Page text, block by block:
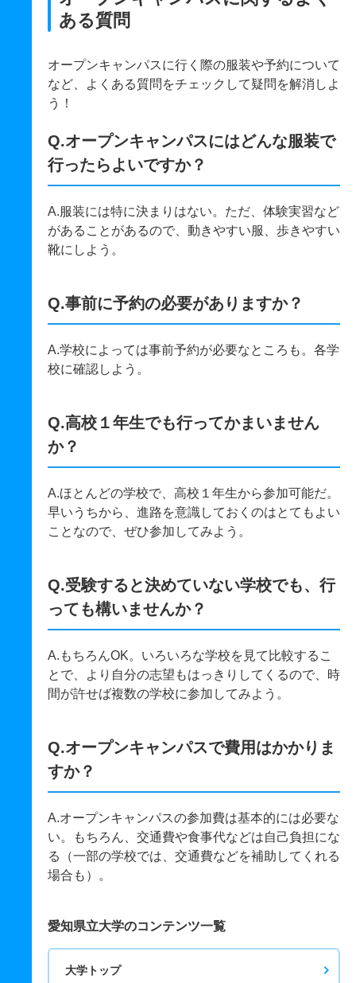
ある質問
オープンキャンパスに行く際の服装や予約について
など、よくある質問をチェックして疑問を解消しよ
う！
Q.オープンキャンパスにはどんな服装で
行ったらよいですか？
A.服装には特に決まりはない。ただ、体験実習など
があることがあるので、動きやすい服、歩きやすい
靴にしよう。
Q.事前に予約の必要がありますか？
A.学校によっては事前予約が必要なところも。各学
校に確認しよう。
Q.高校１年生でも行ってかまいません
か？
A.ほとんどの学校で、高校１年生から参加可能だ。
早いうちから、進路を意識しておくのはとてもよい
ことなので、ぜひ参加してみよう。
Q.受験すると決めていない学校でも、行
っても構いませんか？
A.もちろんOK。いろいろな学校を見て比較するこ
とで、より自分の志望もはっきりしてくるので、時
間が許せば複数の学校に参加してみよう。
Q.オープンキャンパスで費用はかかりま
すか？
A.オープンキャンパスの参加費は基本的には必要な
い。もちろん、交通費や食事代などは自己負担にな
る（一部の学校では、交通費などを補助してくれる
場合も）。
愛知県立大学のコンテンツ一覧
大学トップ